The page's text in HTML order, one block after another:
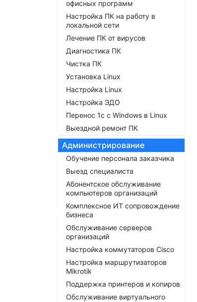
офисных программ
Настройка ПК на работу в
локальной сети
Лечение ПК от вирусов
Диагностика ПК
Чистка ПК
Установка Linux
Настройка Linux
Настройка ЭДО
Перенос 1с с Windows в Linux
Выездной ремонт ПК
Администрирование
Обучение персонала заказчика
Выезд специалиста
Абонентское обслуживание
компьютеров организаций
Комплексное ИТ сопровождение
бизнеса
Обслуживание серверов
организаций
Настройка коммутаторов Cisco
Настройка маршрутизаторов
Mikrotik
Поддержка принтеров и копиров
Обслуживание виртуального